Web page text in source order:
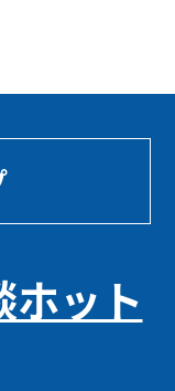
ホット